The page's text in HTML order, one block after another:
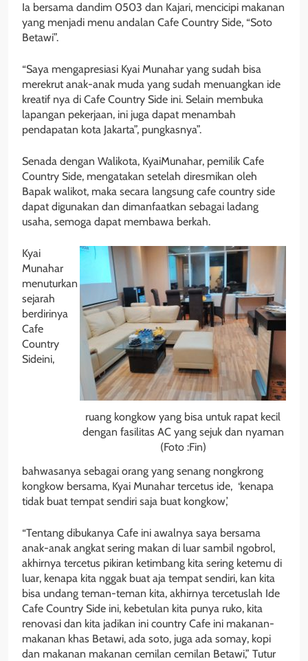
Ia bersama dandim 0503 dan Kajari, mencicipi makanan
yang menjadi menu andalan Cafe Country Side, “Soto
Betawi”.
“Saya mengapresiasi Kyai Munahar yang sudah bisa
merekrut anak-anak muda yang sudah menuangkan ide
kreatif nya di Cafe Country Side ini. Selain membuka
lapangan pekerjaan, ini juga dapat menambah
pendapatan kota Jakarta”, pungkasnya”.
Senada dengan Walikota, KyaiMunahar, pemilik Cafe
Country Side, mengatakan setelah diresmikan oleh
Bapak walikot, maka secara langsung cafe country side
dapat digunakan dan dimanfaatkan sebagai ladang
usaha, semoga dapat membawa berkah.
ruang kongkow yang bisa untuk rapat kecil
dengan fasilitas AC yang sejuk dan nyaman
(Foto :Fin)
Kyai
Munahar
menuturkan
sejarah
berdirinya
Cafe
Country
Sideini,
bahwasanya sebagai orang yang senang nongkrong
kongkow bersama, Kyai Munahar tercetus ide, ‘kenapa
tidak buat tempat sendiri saja buat kongkow,’
“Tentang dibukanya Cafe ini awalnya saya bersama
anak-anak angkat sering makan di luar sambil ngobrol,
akhirnya tercetus pikiran ketimbang kita sering ketemu di
luar, kenapa kita nggak buat aja tempat sendiri, kan kita
bisa undang teman-teman kita, akhirnya tercetuslah Ide
Cafe Country Side ini, kebetulan kita punya ruko, kita
renovasi dan kita jadikan ini country Cafe ini makanan-
makanan khas Betawi, ada soto, juga ada somay, kopi
dan makanan makanan cemilan cemilan Betawi,” Tutur